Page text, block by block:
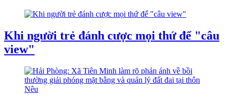
Khi người trẻ đánh cược mọi thứ để "câu
view"